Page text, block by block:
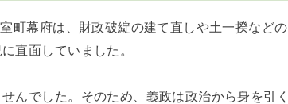
町幕府は、財政破綻の建て直しや土一揆などの
直面していました。
んでした。そのため、義政は政治から身を引く